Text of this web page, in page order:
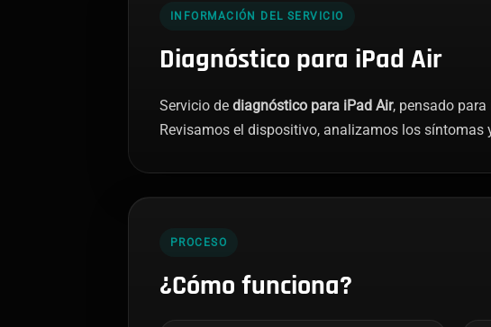
INFORMACIÓN DEL SERVICIO
Diagnóstico para iPad Air
Servicio de diagnóstico para iPad Air, pensado
Revisamos el dispositivo, analizamos los
PROCESO
¿Cómo funciona?